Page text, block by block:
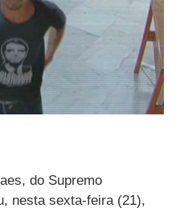
do Supremo
nesta sexta-feira (21),